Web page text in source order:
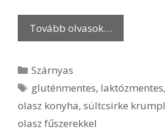
Tovább olvasok…
Kategória
Szárnyas
Címkék
gluténmentes, laktózmentes
olasz konyha, sültcsirke
olasz fűszerekkel